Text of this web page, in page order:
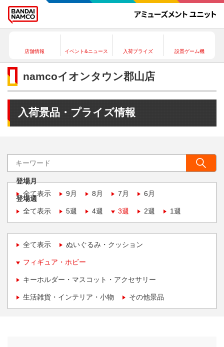
店舗情報 イベント&ニュース 入荷プライズ 設置ゲーム機
namcoイオンタウン郡山店
入荷景品・プライズ情報
登場月
全て表示
9月 8月 7月 6月
登場週
全て表示
5週 4週 3週 2週 1週
全て表示 ぬいぐるみ・クッション
フィギュア・ホビー
キーホルダー・マスコット・アクセサリー
生活雑貨・インテリア・小物 その他景品